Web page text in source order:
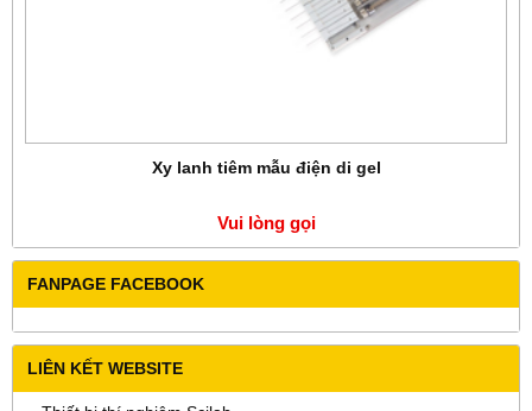
Xy lanh tiêm mẫu điện di gel
Vui lòng gọi
FANPAGE FACEBOOK
LIÊN KẾT WEBSITE